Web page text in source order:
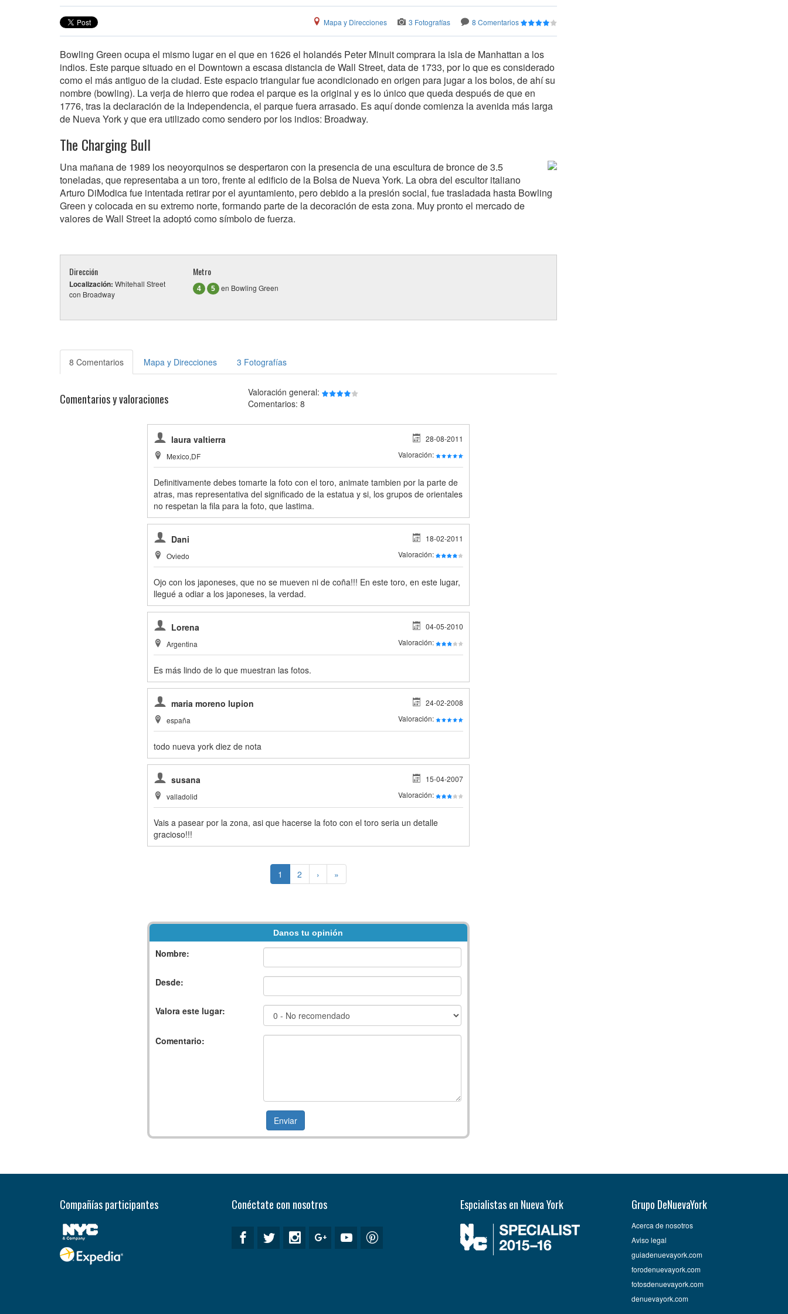
8 Comentarios
3 Fotografías
Mapa y Direcciones
Bowling Green ocupa el mismo lugar en el que en 1626 el holandés Peter Minuit comprara la isla de Manhattan a los
indios. Este parque situado en el Downtown a escasa distancia de Wall Street, data de 1733, por lo que es considerado
como el más antiguo de la ciudad. Este espacio triangular fue acondicionado en origen para jugar a los bolos, de ahí su
nombre (bowling). La verja de hierro que rodea el parque es la original y es lo único que queda después de que en
1776, tras la declaración de la Independencia, el parque fuera arrasado. Es aquí donde comienza la avenida más larga
de Nueva York y que era utilizado como sendero por los indios: Broadway.
The Charging Bull
Una mañana de 1989 los neoyorquinos se despertaron con la presencia de una escultura de bronce de 3.5
toneladas, que representaba a un toro, frente al edificio de la Bolsa de Nueva York. La obra del escultor italiano
Arturo DiModica fue intentada retirar por el ayuntamiento, pero debido a la presión social, fue trasladada hasta Bowling
Green y colocada en su extremo norte, formando parte de la decoración de esta zona. Muy pronto el mercado de
valores de Wall Street la adoptó como símbolo de fuerza.
Dirección
Localización: Whitehall Street
con Broadway
Metro
4 5 en Bowling Green
8 Comentarios Mapa y Direcciones 3 Fotografías
Comentarios y valoraciones
Valoración general:
Comentarios: 8
laura valtierra
Mexico,DF
28-08-2011
Valoración:
Definitivamente debes tomarte la foto con el toro, animate tambien por la parte de
atras, mas representativa del significado de la estatua y si, los grupos de orientales
no respetan la fila para la foto, que lastima.
Dani
Oviedo
18-02-2011
Valoración:
Ojo con los japoneses, que no se mueven ni de coña!!! En este toro, en este lugar,
llegué a odiar a los japoneses, la verdad.
Lorena
Argentina
04-05-2010
Valoración:
Es más lindo de lo que muestran las fotos.
maria moreno lupion
españa
24-02-2008
Valoración:
todo nueva york diez de nota
susana
valladolid
15-04-2007
Valoración:
Vais a pasear por la zona, asi que hacerse la foto con el toro seria un detalle
gracioso!!!
1 2 › »
Danos tu opinión
Nombre:
Desde:
Valora este lugar:
Comentario:
Compañías participantes Conéctate con nosotros Espcialistas en Nueva York Grupo DeNuevaYork
Acerca de nosotros
Aviso legal
guiadenuevayork.com
forodenuevayork.com
fotosdenuevayork.com
denuevayork.com